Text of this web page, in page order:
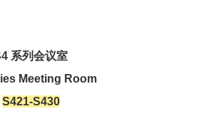
系列会议室
Meeting Room
S421-S430